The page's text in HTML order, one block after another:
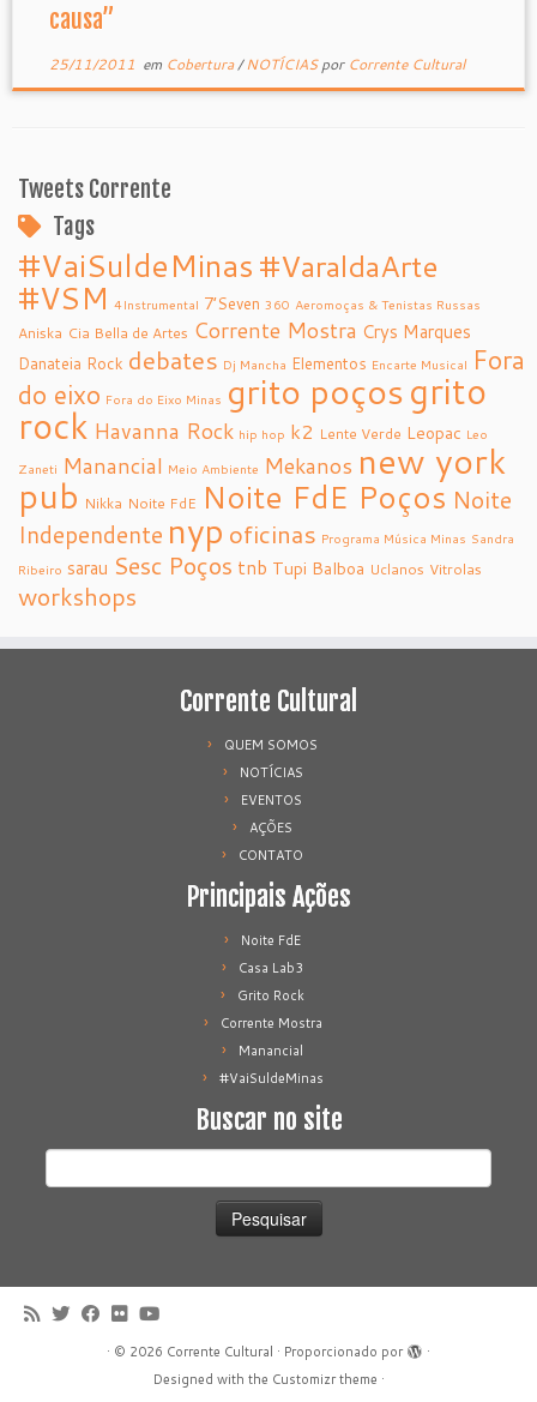
causa”
25/11/2011 em Cobertura/NOTÍCIASpor Corrente Cultural
Tweets Corrente
Tags
#VaiSuldeMinas #VaraldaArte
#VSM 4Instrumental 7’Seven 360 Aeromoças & Tenistas Russas
Aniska Cia Bella de Artes Corrente Mostra Crys Marques
Danateia Rock debates Dj Mancha Elementos Encarte Musical Fora
do eixo Fora do Eixo Minas grito poçosgrito
rock Havanna Rock hip hop k2 Lente Verde Leopac Leo
Zaneti Manancial Meio Ambiente Mekanos new york
pub Nikka Noite FdE Noite FdE Poços Noite
Independente nyp oficinas Programa Música Minas Sandra
Ribeiro sarau Sesc Poços tnb Tupi Balboa Uclanos Vitrolas
workshops
Corrente Cultural
QUEM SOMOS
NOTÍCIAS
EVENTOS
AÇÕES
CONTATO
Principais Ações
Noite FdE
Casa Lab3
Grito Rock
Corrente Mostra
Manancial
#VaiSuldeMinas
Buscar no site
· © 2026 Corrente Cultural · Proporcionado por
·
Designed with the Customizr theme ·